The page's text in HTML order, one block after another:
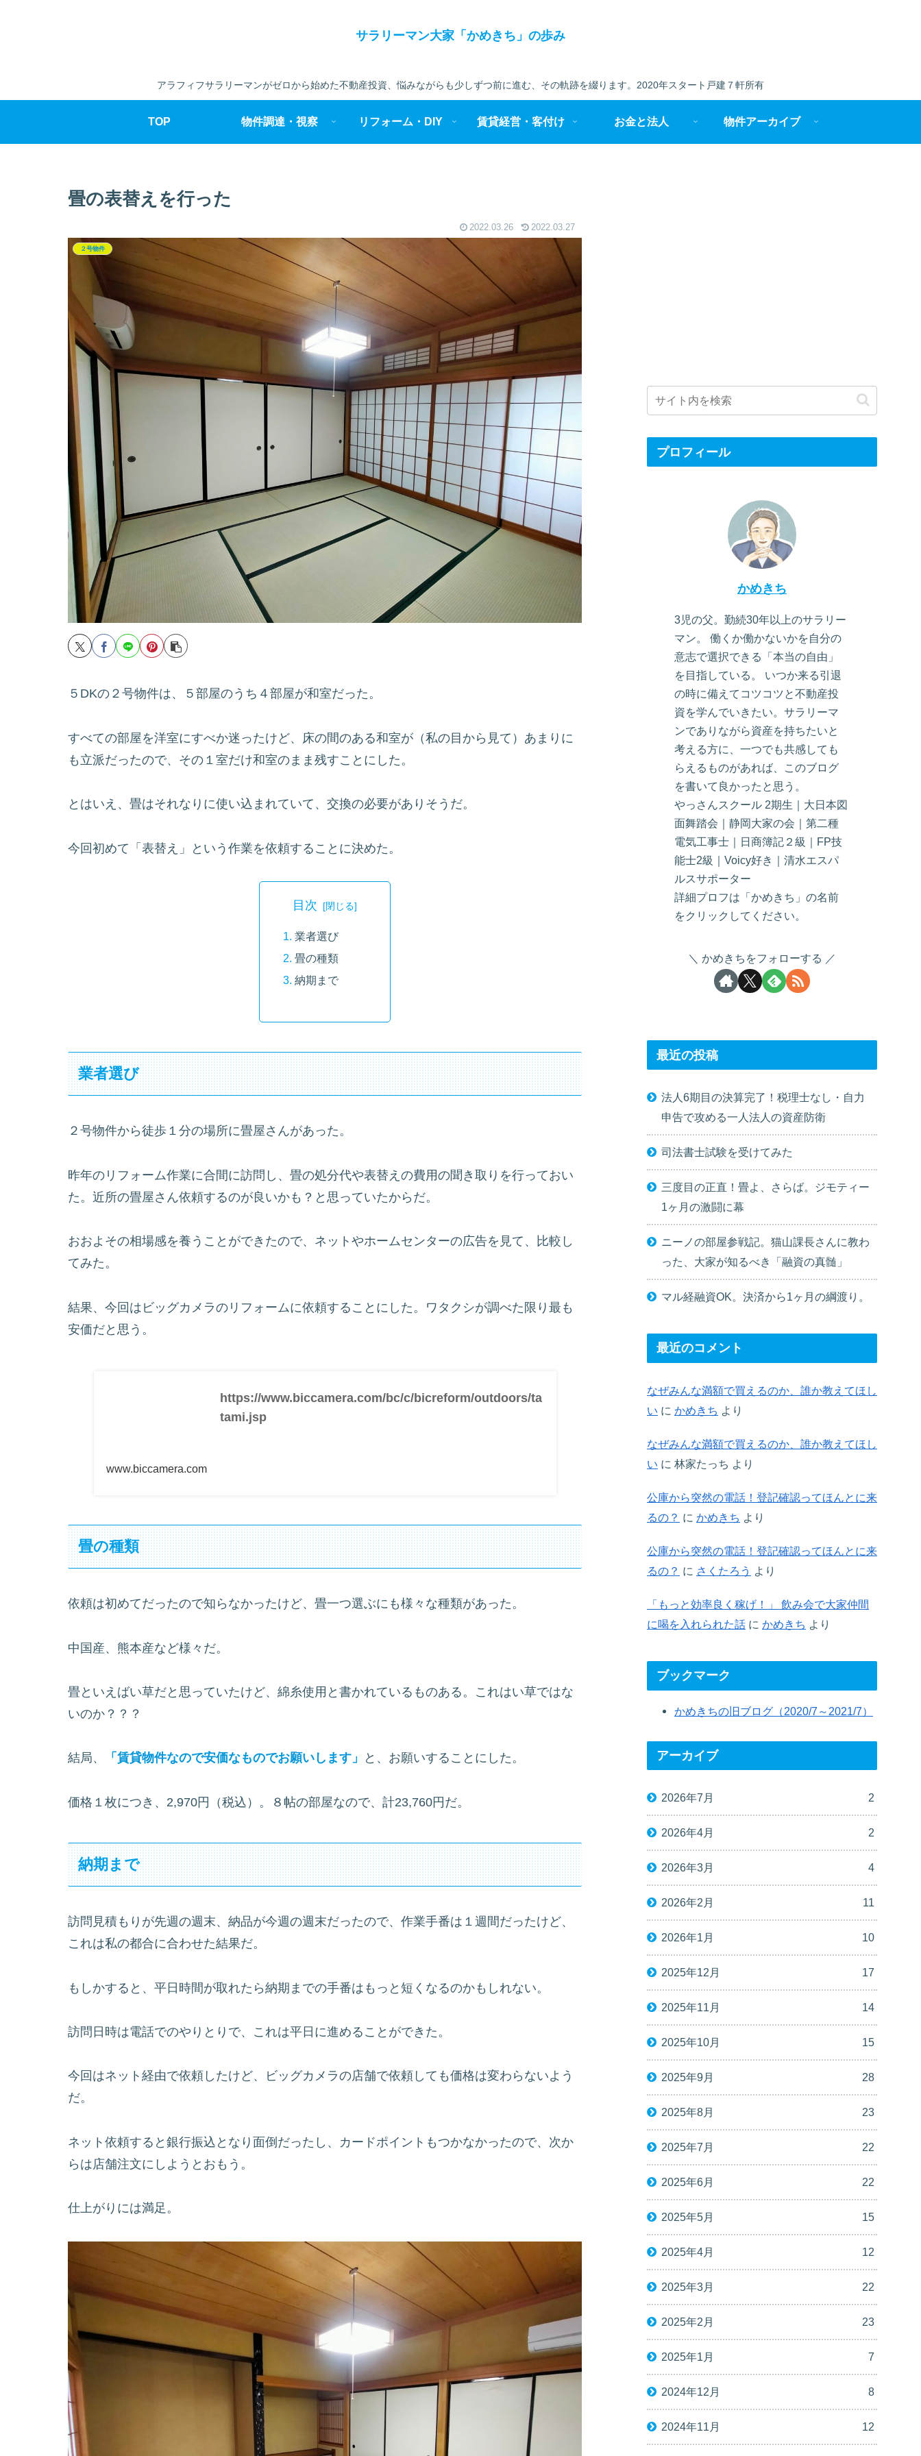
サラリーマン大家「かめきち」の歩み
アラフィフサラリーマンがゼロから始めた不動産投資、悩みながらも少しずつ前に進む、その軌跡を綴ります。2020年スタート戸建７軒所有
TOP 物件調達・視察 リフォーム・DIY 賃貸経営・客付け お金と法人 物件アーカイブ
畳の表替えを行った
2022.03.26 2022.03.27
２号物件
５DKの２号物件は、５部屋のうち４部屋が和室だった。
すべての部屋を洋室にすべか迷ったけど、床の間のある和室が（私の目から見て）あまりに
も立派だったので、その１室だけ和室のまま残すことにした。
とはいえ、畳はそれなりに使い込まれていて、交換の必要がありそうだ。
今回初めて「表替え」という作業を依頼することに決めた。
目次
業者選び
畳の種類
納期まで
業者選び
２号物件から徒歩１分の場所に畳屋さんがあった。
昨年のリフォーム作業に合間に訪問し、畳の処分代や表替えの費用の聞き取りを行っておい
た。近所の畳屋さん依頼するのが良いかも？と思っていたからだ。
おおよその相場感を養うことができたので、ネットやホームセンターの広告を見て、比較し
てみた。
結果、今回はビッグカメラのリフォームに依頼することにした。ワタクシが調べた限り最も
安価だと思う。
https://www.biccamera.com/bc/c/bicreform/outdoors/ta
tami.jsp
www.biccamera.com
畳の種類
依頼は初めてだったので知らなかったけど、畳一つ選ぶにも様々な種類があった。
中国産、熊本産など様々だ。
畳といえばい草だと思っていたけど、綿糸使用と書かれているものある。これはい草ではな
いのか？？？
結局、 「賃貸物件なので安価なものでお願いします」 と、お願いすることにした。
価格１枚につき、2,970円（税込）。８帖の部屋なので、計23,760円だ。
納期まで
訪問見積もりが先週の週末、納品が今週の週末だったので、作業手番は１週間だったけど、
これは私の都合に合わせた結果だ。
もしかすると、平日時間が取れたら納期までの手番はもっと短くなるのかもしれない。
訪問日時は電話でのやりとりで、これは平日に進めることができた。
今回はネット経由で依頼したけど、ビッグカメラの店舗で依頼しても価格は変わらないよう
だ。
ネット依頼すると銀行振込となり面倒だったし、カードポイントもつかなかったので、次か
らは店舗注文にしようとおもう。
仕上がりには満足。
プロフィール
かめきち
3児の父。勤続30年以上のサラリー
マン。 働くか働かないかを自分の
意志で選択できる「本当の自由」
を目指している。 いつか来る引退
の時に備えてコツコツと不動産投
資を学んでいきたい。サラリーマ
ンでありながら資産を持ちたいと
考える方に、一つでも共感しても
らえるものがあれば、このブログ
を書いて良かったと思う。
やっさんスクール 2期生｜大日本図
面舞踏会｜静岡大家の会｜第二種
電気工事士｜日商簿記２級｜FP技
能士2級｜Voicy好き｜清水エスパ
ルスサポーター
詳細プロフは「かめきち」の名前
をクリックしてください。
かめきちをフォローする
最近の投稿
法人6期目の決算完了！税理士なし・自力
申告で攻める一人法人の資産防衛
司法書士試験を受けてみた
三度目の正直！畳よ、さらば。ジモティー
1ヶ月の激闘に幕
ニーノの部屋参戦記。猫山課長さんに教わ
った、大家が知るべき「融資の真髄」
マル経融資OK。決済から1ヶ月の綱渡り。
最近のコメント
なぜみんな満額で買えるのか、誰か教えてほし
い に かめきち より
なぜみんな満額で買えるのか、誰か教えてほし
い に 林家たっち より
公庫から突然の電話！登記確認ってほんとに来
るの？ に かめきち より
公庫から突然の電話！登記確認ってほんとに来
るの？ に さくたろう より
「もっと効率良く稼げ！」 飲み会で大家仲間
に喝を入れられた話 に かめきち より
ブックマーク
かめきちの旧ブログ（2020/7～2021/7）
アーカイブ
2026年7月 2
2026年4月 2
2026年3月 4
2026年2月 11
2026年1月 10
2025年12月 17
2025年11月 14
2025年10月 15
2025年9月 28
2025年8月 23
2025年7月 22
2025年6月 22
2025年5月 15
2025年4月 12
2025年3月 22
2025年2月 23
2025年1月 7
2024年12月 8
2024年11月 12